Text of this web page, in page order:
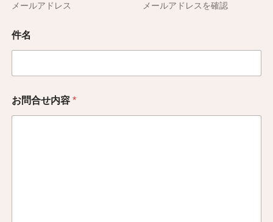
メールアドレス メールアドレスを確認
件名
お問合せ内容 *